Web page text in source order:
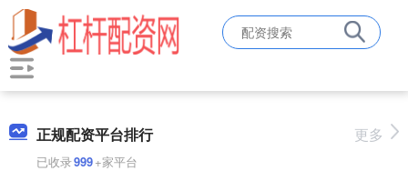
正规配资平台排行
已收录999+家平台
更多